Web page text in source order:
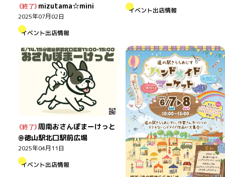
mizutama☆mini
2025年07月02日
イベント出店情報
イベント出店情報
周南おさんぽまーけっと
@徳山駅北口駅前広場
2025年04月11日
イベント出店情報